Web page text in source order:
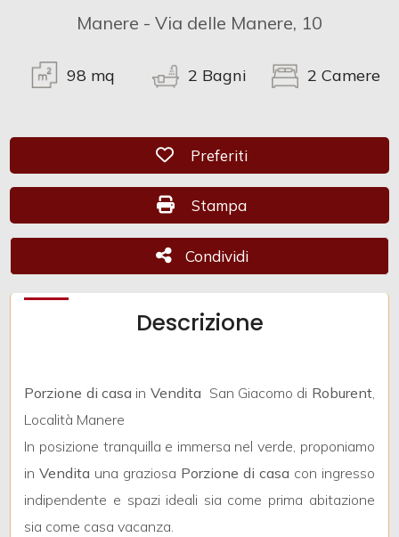
Manere - Via delle Manere, 10
98 mq 2 Bagni 2 Camere
Preferiti: Cod. CAM 604
Preferiti
Stampa: Cod. CAM 604
Stampa
Condividi
Condividi
Descrizione
Porzione di casa in Vendita  San Giacomo di Roburent,
Località Manere
In posizione tranquilla e immersa nel verde, proponiamo
inVendita una graziosa Porzione di casa con ingresso
indipendente e spazi ideali sia come prima abitazione
sia come casa vacanza.
Terreni
Totale
minimi